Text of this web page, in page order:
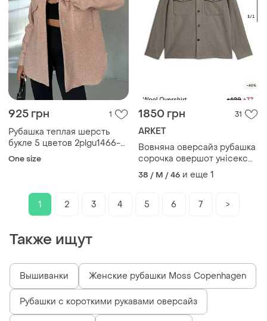
925 грн 1
Рубашка теплая шерсть
букле 5 цветов 2plgu1466-
056rве
One size
1850 грн 31
ARKET
Вовняна оверсайз рубашка
сорочка овершот унісекс
шерсть arket
38 / M / 46 и еще 1
1 2 3 4 5 6 7 >
Также ищут
Вышиванки Женские рубашки Moss Copenhagen
Рубашки с короткими рукавами оверсайз